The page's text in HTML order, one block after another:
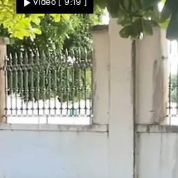
Video [ 9:19 ]